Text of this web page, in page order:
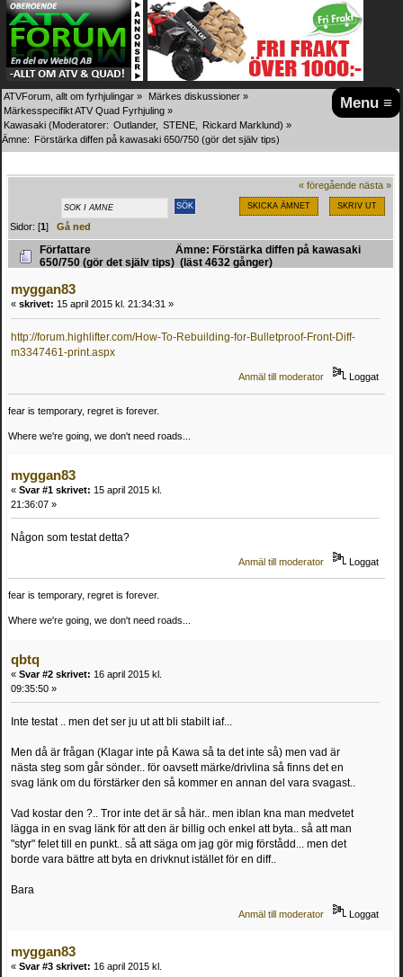
Menu ≡
ATVForum, allt om fyrhjulingar » Märkes diskussioner »
Märkesspecifikt ATV Quad Fyrhjuling »
Kawasaki (Moderatorer: Outlander, STENE Rickard Marklund) »
Ämne: Förstärka diffen på kawasaki 650/750 (gör det själv tips)
« föregående nästa »
SKICKA ÄMNET SKRIV UT
Sidor: [1]Gå ned
Författare
Ämne: Förstärka diffen på kawasaki
650/750 (gör det själv tips) (läst 4632 gånger)
myggan83
« skrivet: 15 april 2015 kl. 21:34:31 »
http://forum.highlifter.com/How-To-Rebuilding-for-Bulletproof-Front-Diff-
m3347461-print.aspx
Anmäl till moderator Loggat
fear is temporary, regret is forever.
Where we're going, we don't need roads...
myggan83
« Svar #1 skrivet: 15 april 2015 kl.
21:36:07 »
Någon som testat detta?
Anmäl till moderator Loggat
fear is temporary, regret is forever.
Where we're going, we don't need roads...
qbtq
« Svar #2 skrivet: 16 april 2015 kl.
09:35:50 »
Inte testat .. men det ser ju ut att bli stabilt iaf...
Men då är frågan (Klagar inte på Kawa så ta det inte så) men vad är
nästa steg som går sönder.. för oavsett märke/drivlina så finns det en
svag länk om du förstärker den så kommer en annan del vara svagast..
Vad kostar den ?.. Tror inte det är så här.. men iblan kna man medvetet
lägga in en svag länk för att den är billig och enkel att byta.. så att man
"styr" felet till en punkt.. så att säga om jag gör mig förstådd... men det
borde vara bättre att byta en drivknut istället för en diff..
Bara
Anmäl till moderator Loggat
myggan83
« Svar #3 skrivet: 16 april 2015 kl.